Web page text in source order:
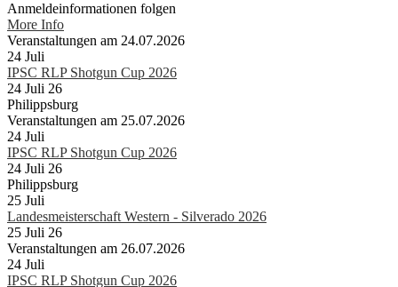
Anmeldeinformationen folgen
More Info
Veranstaltungen am 24.07.2026
24 Juli
IPSC RLP Shotgun Cup 2026
24 Juli 26
Philippsburg
Veranstaltungen am 25.07.2026
24 Juli
IPSC RLP Shotgun Cup 2026
24 Juli 26
Philippsburg
25 Juli
Landesmeisterschaft Western - Silverado 2026
25 Juli 26
Veranstaltungen am 26.07.2026
24 Juli
IPSC RLP Shotgun Cup 2026